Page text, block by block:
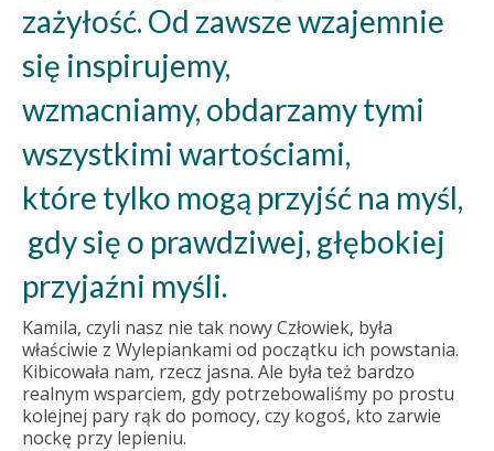
zażyłość. Od zawsze wzajemnie
się inspirujemy,
wzmacniamy, obdarzamy tymi
wszystkimi wartościami,
które tylko mogą przyjść na myśl,
gdy się o prawdziwej, głębokiej
przyjaźni myśli.
Kamila, czyli nasz nie tak nowy Człowiek, była
właściwie z Wylepiankami od początku ich powstania.
Kibicowała nam, rzecz jasna. Ale była też bardzo
realnym wsparciem, gdy potrzebowaliśmy po prostu
kolejnej pary rąk do pomocy, czy kogoś, kto zarwie
nockę przy lepieniu.